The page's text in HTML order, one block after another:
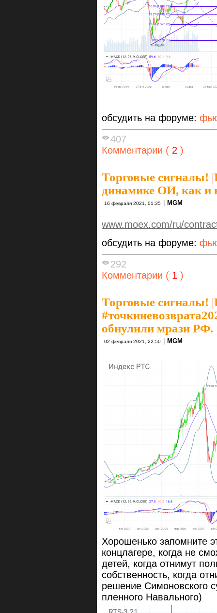
обсудить на форуме:
407
Комментарии ( 2 )
Торговые сигналы! |
динамике ОИ, как и
16 февраля 2021, 01:35 MGM
www.moex.com/ru/
обсудить на форуме:
292
Комментарии ( 1 )
Торговые сигналы! |
обнулили мрази РФ.
02 февраля 2021, 22:50 MGM
Хорошенько запомните
концлагере, когда не
детей, когда отнимут
собственность, когда
решение Симоновского
пленного Навального)